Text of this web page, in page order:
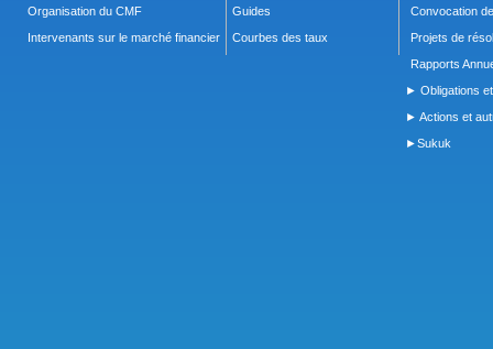
Organisation du CMF
Intervenants sur le marché financier
Guides
Courbes des taux
Convocation
Projets de
Rapports
► Obligations
► Actions et
►Sukuk